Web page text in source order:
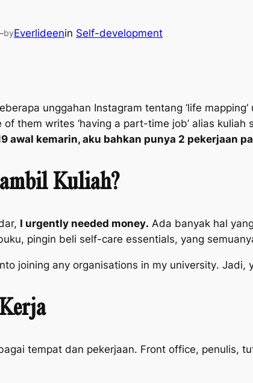
byEverlideenin Self-development
unggahan Instagram tentang ‘life mapping
of them writes ‘having a part-time job’ alias kuliah
awal kemarin, aku bahkan punya 2 pekerjaan
Kuliah?
I urgently needed money. Ada banyak hal
pingin beli self-care essentials, yang
joining any organisations in my university. Jadi,
tempat dan pekerjaan. Front office, penulis,